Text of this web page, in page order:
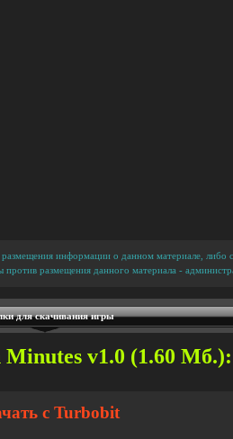
информации о данном материале, либо
размещения данного материала -
для скачивания игры
Minutes v1.0 (1.60 Мб.):
с Turbobit